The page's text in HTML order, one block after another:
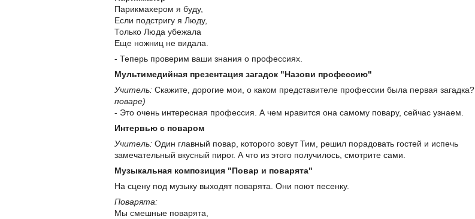
Парикмахером я буду,
Если подстригу я Люду,
Только Люда убежала
Еще ножниц не видала.
- Теперь проверим ваши знания о профессиях.
Мультимедийная презентация загадок "Назови профессию"
Учитель: Скажите, дорогие мои, о каком представителе профессии была первая загадка?
поваре)
- Это очень интересная профессия. А чем нравится она самому повару, сейчас узнаем.
Интервью с поваром
Учитель: Один главный повар, которого зовут Тим, решил порадовать гостей и испечь
замечательный вкусный пирог. А что из этого получилось, смотрите сами.
Музыкальная композиция "Повар и поварята"
На сцену под музыку выходят поварята. Они поют песенку.
Поварята:
Мы смешные поварята,